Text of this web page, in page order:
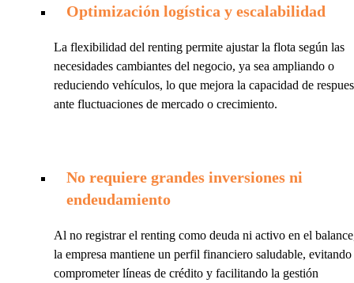
Optimización logística y escalabilidad
La flexibilidad del renting permite ajustar la flota según las
necesidades cambiantes del negocio, ya sea ampliando o
reduciendo vehículos, lo que mejora la capacidad de
ante fluctuaciones de mercado o crecimiento.
No requiere grandes inversiones ni
endeudamiento
Al no registrar el renting como deuda ni activo en el
la empresa mantiene un perfil financiero saludable, evitando
comprometer líneas de crédito y facilitando la gestión